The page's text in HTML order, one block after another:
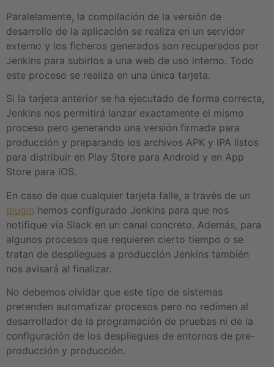
Paralelamente, la compilación de la versión de
desarrollo de la aplicación se realiza en un servidor
externo y los ficheros generados son recuperados por
Jenkins para subirlos a una web de uso interno. Todo
este proceso se realiza en una única tarjeta.
Si la tarjeta anterior se ha ejecutado de forma correcta,
Jenkins nos permitirá lanzar exactamente el mismo
proceso pero generando una versión firmada para
producción y preparando los archivos APK y IPA listos
para distribuir en Play Store para Android y en App
Store para iOS.
En caso de que cualquier tarjeta falle, a través de un
plugin hemos configurado Jenkins para que nos
notifique vía Slack en un canal concreto. Además, para
algunos procesos que requieren cierto tiempo o se
tratan de despliegues a producción Jenkins también
nos avisará al finalizar.
No debemos olvidar que este tipo de sistemas
pretenden automatizar procesos pero no redimen al
desarrollador de la programación de pruebas ni de la
configuración de los despliegues de entornos de pre-
producción y producción.